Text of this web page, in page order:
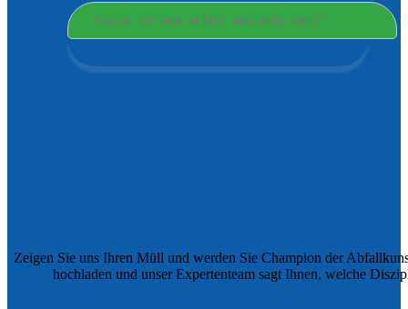
Zeigen Sie uns Ihren Müll und werden Sie Champion der
hochladen und unser Expertenteam sagt Ihnen, welche